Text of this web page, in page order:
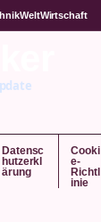
WeltWirtschaft
Datensc
hutzerkl
ärung
Cooki
e-
Richtl
inie